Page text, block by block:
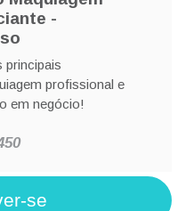
-
principais
profissional e
em negócio!
se